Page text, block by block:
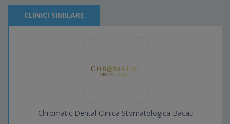
CLINICI SIMILARE
Chromatic Dental Clinica Stomatologica Bacau